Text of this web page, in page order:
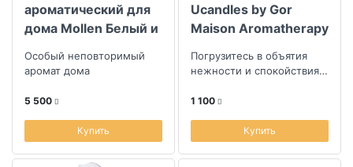
ароматический для
дома Mollen Белый и
Особый неповторимый
аромат дома
5 500
Купить
Ucandles by Gor
Maison Aromatherapy
250мл
Погрузитесь в объятия
нежности и спокойствия,
наполняет вас
1 100
Купить